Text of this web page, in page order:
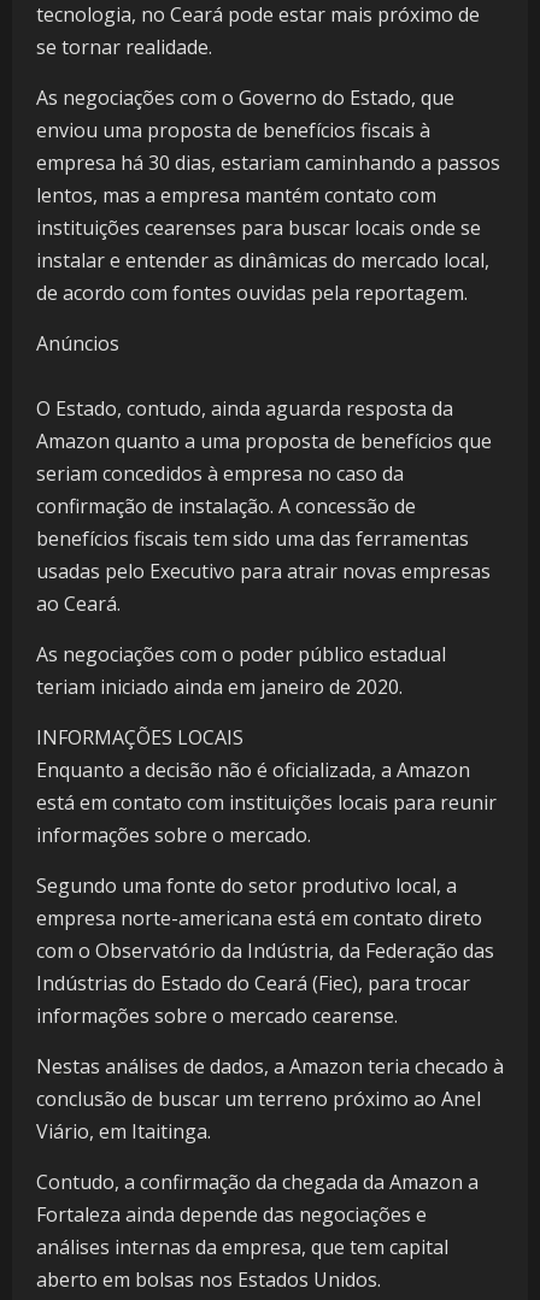
tecnologia, no Ceará pode estar mais próximo de
se tornar realidade.
As negociações com o Governo do Estado, que
enviou uma proposta de benefícios fiscais à
empresa há 30 dias, estariam caminhando a passos
lentos, mas a empresa mantém contato com
instituições cearenses para buscar locais onde se
instalar e entender as dinâmicas do mercado local,
de acordo com fontes ouvidas pela reportagem.
Anúncios
O Estado, contudo, ainda aguarda resposta da
Amazon quanto a uma proposta de benefícios que
seriam concedidos à empresa no caso da
confirmação de instalação. A concessão de
benefícios fiscais tem sido uma das ferramentas
usadas pelo Executivo para atrair novas empresas
ao Ceará.
As negociações com o poder público estadual
teriam iniciado ainda em janeiro de 2020.
INFORMAÇÕES LOCAIS
Enquanto a decisão não é oficializada, a Amazon
está em contato com instituições locais para reunir
informações sobre o mercado.
Segundo uma fonte do setor produtivo local, a
empresa norte-americana está em contato direto
com o Observatório da Indústria, da Federação das
Indústrias do Estado do Ceará (Fiec), para trocar
informações sobre o mercado cearense.
Nestas análises de dados, a Amazon teria checado à
conclusão de buscar um terreno próximo ao Anel
Viário, em Itaitinga.
Contudo, a confirmação da chegada da Amazon a
Fortaleza ainda depende das negociações e
análises internas da empresa, que tem capital
aberto em bolsas nos Estados Unidos.